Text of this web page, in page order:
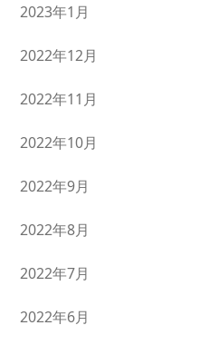
2023年1月
2022年12月
2022年11月
2022年10月
2022年9月
2022年8月
2022年7月
2022年6月